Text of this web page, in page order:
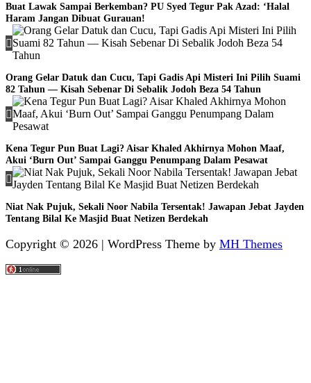
Buat Lawak Sampai Berkemban? PU Syed Tegur Pak Azad: ‘Halal
Haram Jangan Dibuat Gurauan!
Orang Gelar Datuk dan Cucu, Tapi Gadis Api Misteri Ini Pilih Suami
82 Tahun — Kisah Sebenar Di Sebalik Jodoh Beza 54 Tahun
Kena Tegur Pun Buat Lagi? Aisar Khaled Akhirnya Mohon Maaf,
Akui ‘Burn Out’ Sampai Ganggu Penumpang Dalam Pesawat
Niat Nak Pujuk, Sekali Noor Nabila Tersentak! Jawapan Jebat Jayden
Tentang Bilal Ke Masjid Buat Netizen Berdekah
Copyright © 2026 | WordPress Theme by MH Themes